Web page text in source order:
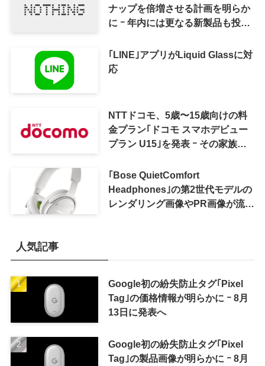
ナップを倍増させる計画を明らか
に ｰ 年内には更なる新製品も投入
｢LINE｣アプリがLiquid Glassに対
応
NTTドコモ、5歳〜15歳向けの料
金プラン｢ドコモ スマホデビュー
プラン U15｣を発表 ｰ その家族が
｢Bose QuietComfort
Headphones｣の第2世代モデルの
レンダリング画像やPR画像が流出
人気記事
Google初の紛失防止タグ｢Pixel
Tag｣の価格情報が明らかに ｰ 8月
13日に発表へ
Google初の紛失防止タグ｢Pixel
Tag｣の製品画像が明らかに ｰ 8月